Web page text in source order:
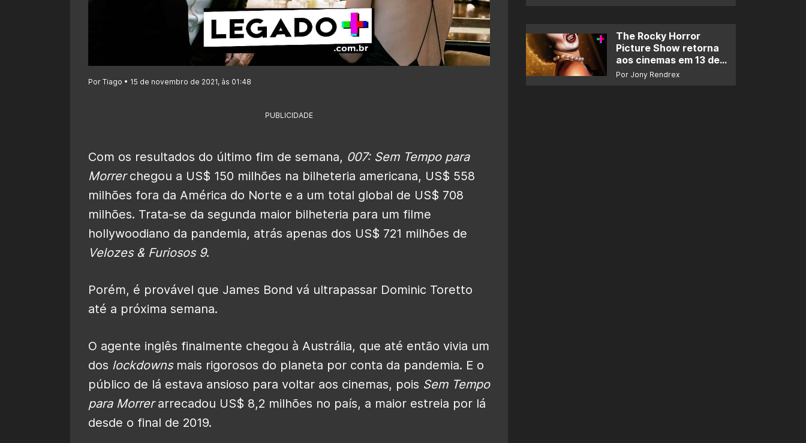
Por Tiago • 15 de novembro de 2021, às 01:48
PUBLICIDADE
Com os resultados do último fim de semana, 007: Sem Tempo para
Morrerchegou a US$ 150 milhões na bilheteria americana, US$ 558
milhões fora da América do Norte e a um total global de US$ 708
milhões. Trata-se da segunda maior bilheteria para um filme
hollywoodiano da pandemia, atrás apenas dos US$ 721 milhões de
Velozes & Furiosos 9.
Porém, é provável que James Bond vá ultrapassar Dominic Toretto
até a próxima semana.
O agente inglês finalmente chegou à Austrália, que até então vivia um
dos lockdownsmais rigorosos do planeta por conta da pandemia. E o
público de lá estava ansioso para voltar aos cinemas, pois Sem Tempo
para Morrerarrecadou US$ 8,2 milhões no país, a maior estreia por lá
desde o final de 2019.
The Rocky Horror
Picture Show retorna
aos cinemas em 13 de
novembro
Por Jony Rendrex